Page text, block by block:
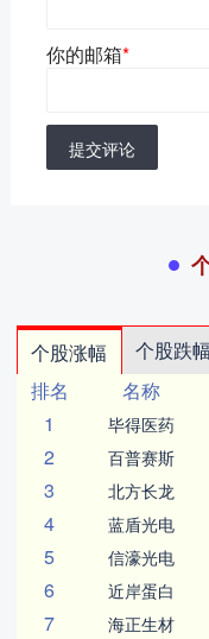
你的邮箱*
提交评论
个股涨幅 个股跌幅
排名
名称
1
毕得医药
2 百普赛斯
3 北方长龙
4 蓝盾光电
5 信濠光电
6 近岸蛋白
7 海正生材